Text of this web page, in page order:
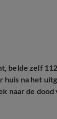
belde zelf
na het
de dood